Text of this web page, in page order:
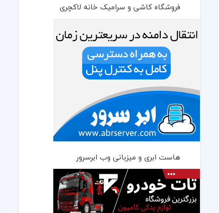
فروشگاه کاشی و سرامیک خانه لاکچری
هاست ابری و میزبانی وب ابرسرور